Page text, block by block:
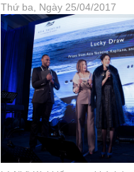
Thứ ba, Ngày 25/04/2017